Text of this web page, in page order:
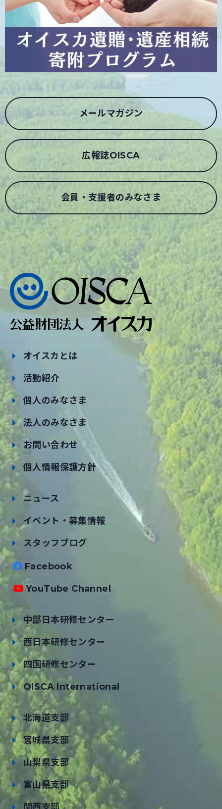
メールマガジン
広報誌OISCA
会員・支援者のみなさま
オイスカとは
活動紹介
個人のみなさま
法人のみなさま
お問い合わせ
個人情報保護方針
ニュース
イベント・募集情報
スタッフブログ
Facebook
YouTube Channel
中部日本研修センター
西日本研修センター
四国研修センター
OISCA International
北海道支部
宮城県支部
山梨県支部
富山県支部